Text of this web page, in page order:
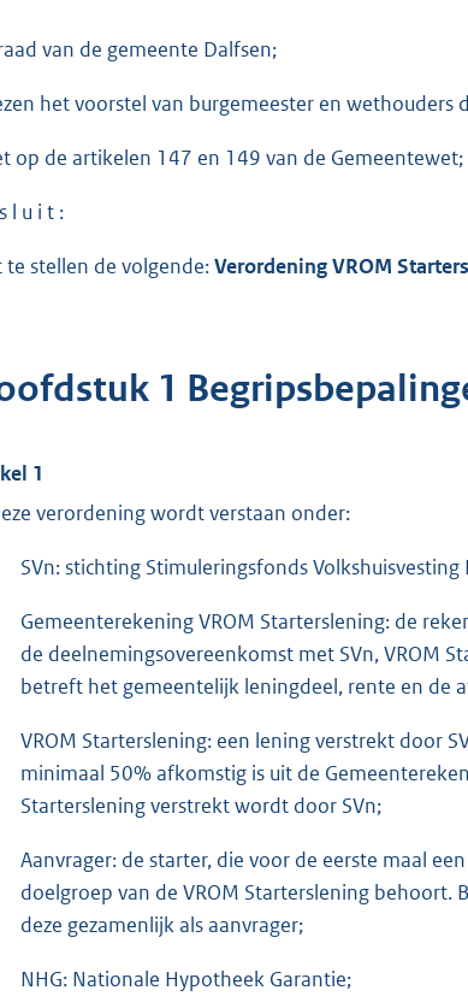
van de gemeente Dalfsen;
het voorstel van burgemeester en wethouders
op de artikelen 147 en 149 van de Gemeentewet;
l u i t :
te stellen de volgende:Verordening VROM
1
1
verordening wordt verstaan onder:
SVn: stichting Stimuleringsfonds
Gemeenterekening VROM Starterslening: de
de deelnemingsovereenkomst met SVn, VROM
betreft het gemeentelijk leningdeel, rente en de
VROM Starterslening: een lening verstrekt door
minimaal 50% afkomstig is uit de
Starterslening verstrekt wordt door SVn;
Aanvrager: de starter, die voor de eerste maal
doelgroep van de VROM Starterslening behoort.
deze gezamenlijk als aanvrager;
NHG: Nationale Hypotheek Garantie;